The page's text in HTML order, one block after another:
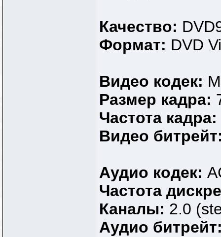
Качество:
Формат: DVD
Видео кодек:
Размер кадра:
Частота кадра:
Видео
Аудио кодек:
Частота
Каналы: 2.0
Аудио